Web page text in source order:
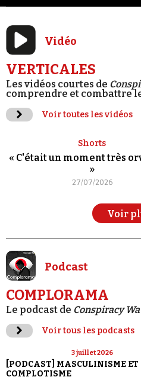
Vidéo
VERTICALES
Les vidéos courtes de
comprendre et combattre
Voir toutes les vidéos
Shorts
« C'était un moment très
»
27/07/2026
Voir
Podcast
COMPLORAMA
Le podcast de Conspiracy
Voir tous les podcasts
3 juillet 2026
[PODCAST] MASCULINISME ET
COMPLOTISME